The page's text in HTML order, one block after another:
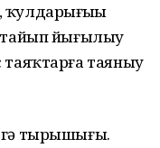
тайып йығылыу
таяҡтарға таяныу
тырышығыҙ.